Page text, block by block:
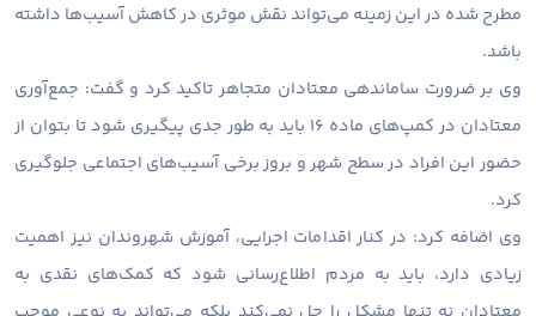
مطرح‌ شده در این زمینه می‌تواند نقش موثری در کاهش آسیب‌ها داشته
باشد.
وی بر ضرورت ساماندهی معتادان متجاهر تاکید کرد و گفت: جمع‌آوری
معتادان در کمپ‌های ماده ۱۶ باید به طور جدی پیگیری شود تا بتوان از
حضور این افراد در سطح شهر و بروز برخی آسیب‌های اجتماعی جلوگیری
کرد.
وی اضافه کرد: در کنار اقدامات اجرایی، آموزش شهروندان نیز اهمیت
زیادی دارد، باید به مردم اطلاع‌رسانی شود که کمک‌های نقدی به